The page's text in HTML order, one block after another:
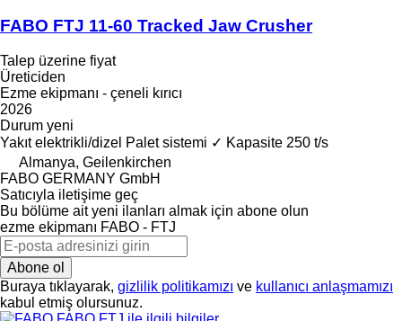
FABO FTJ 11-60 Tracked Jaw Crusher
Talep üzerine fiyat
Üreticiden
Ezme ekipmanı - çeneli kırıcı
2026
Durum yeni
Yakıt elektrikli/dizel Palet sistemi ✓ Kapasite 250 t/s
Almanya, Geilenkirchen
FABO GERMANY GmbH
Satıcıyla iletişime geç
Bu bölüme ait yeni ilanları almak için abone olun
ezme ekipmanı FABO - FTJ
Abone ol
Buraya tıklayarak, gizlilik politikamızı ve kullanıcı anlaşmamızı
kabul etmiş olursunuz.